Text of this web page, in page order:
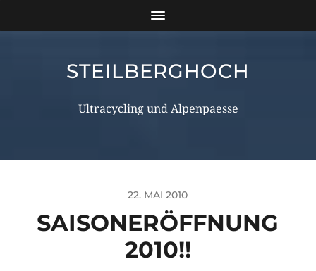
STEILBERGHOCH
Ultracycling und Alpenpaesse
22. MAI 2010
SAISONERÖFFNUNG
2010!!